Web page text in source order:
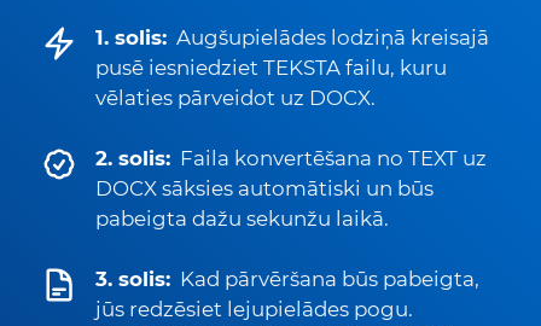
1. solis: Augšupielādes lodziņā kreisajā
pusē iesniedziet TEKSTA failu, kuru
vēlaties pārveidot uz DOCX.
2. solis: Faila konvertēšana no TEXT uz
DOCX sāksies automātiski un būs
pabeigta dažu sekunžu laikā.
3. solis: Kad pārvēršana būs pabeigta,
jūs redzēsiet lejupielādes pogu.